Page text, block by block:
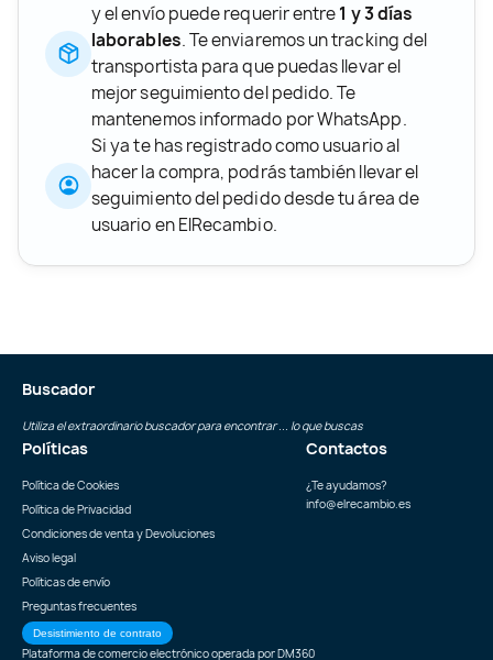
y el envío puede requerir entre1 y 3 días
laborables. Te enviaremos un tracking del
transportista para que puedas llevar el
mejor seguimiento del pedido. Te
mantenemos informado por WhatsApp.
Si ya te has registrado como usuario al
hacer la compra, podrás también llevar el
seguimiento del pedido desde tu área de
usuario en ElRecambio.
Buscador
Utiliza el extraordinario buscador para encontrar ... lo que buscas
Políticas
Política de Cookies
Política de Privacidad
Condiciones de venta y Devoluciones
Aviso legal
Políticas de envío
Preguntas frecuentes
Desistimiento de contrato
Contactos
¿Te ayudamos?
info@elrecambio.es
Plataforma de comercio electrónico operada porDM360